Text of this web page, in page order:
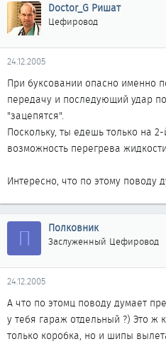
Doctor_G Ришат
Цефировод
24.12.2005
При буксовании опасно именно
передачу и последующий удар
"зацепятся".
Поскольку, ты едешь только на 2-
возможность перегрева
Интересно, что по этому поводу
П Полковник
Заслуженный Цефировод
24.12.2005
А что по этомц поводу думает
у тебя гараж отдельный ?) Это ж
только коробка, но и шипы